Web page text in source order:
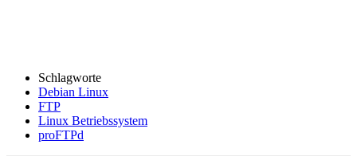
Schlagworte
Debian Linux
FTP
Linux Betriebssystem
proFTPd